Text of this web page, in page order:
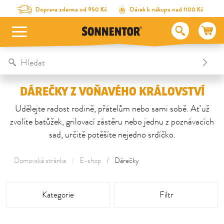
Na obsah stránky
Na seznam obsahu
Na menu Doprava zdarma od 950 Kč Dárek k nákupu nad 1100 Kč
Table Of Content
Dárečky z voňavého království
DÁREČKY Z VOŇAVÉHO KRÁLOVSTVÍ
Udělejte radost rodině, přátelům nebo sami sobě. Ať už
zvolíte batůžek, grilovací zástěru nebo jednu z poznávacích
sad, určitě potěšíte nejedno srdíčko.
Domovská stránka E-shop Dárečky
Kategorie Filtr